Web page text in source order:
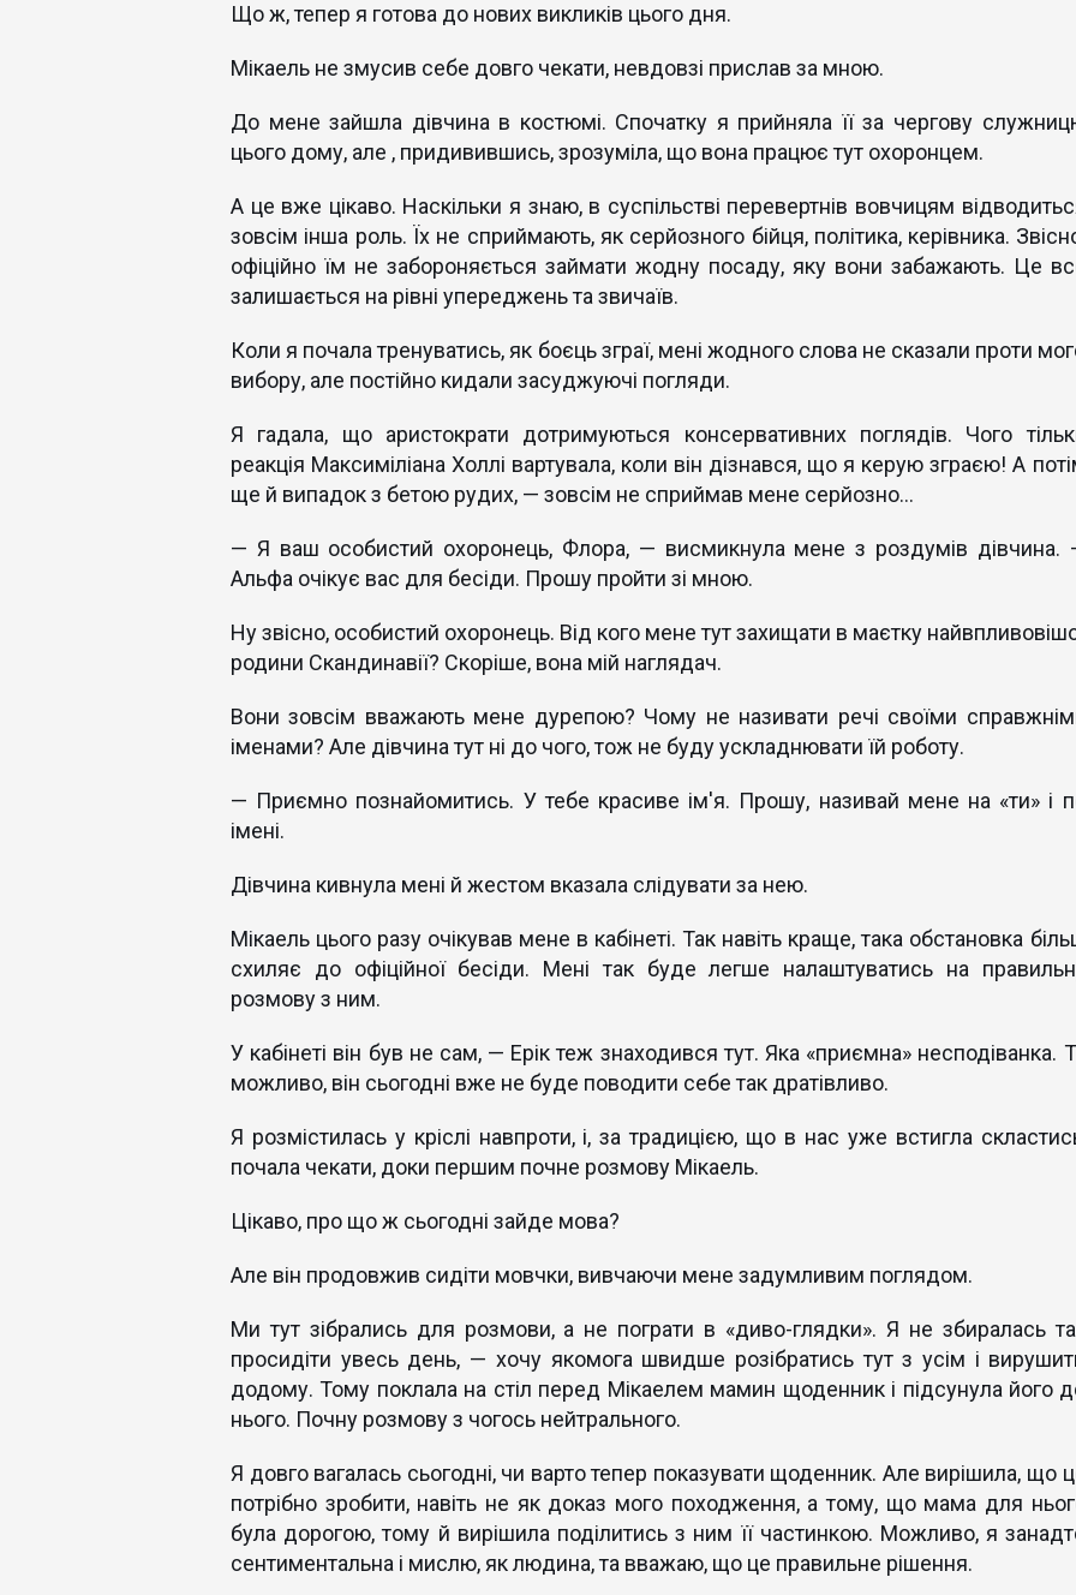
Що ж, тепер я готова до нових викликів цього дня.
Мікаель не змусив себе довго чекати, невдовзі прислав за мною.
До мене зайшла дівчина в костюмі. Спочатку я прийняла її за чергову
цього дому, але , придивившись, зрозуміла, що вона працює тут охоронцем.
А це вже цікаво. Наскільки я знаю, в суспільстві перевертнів вовчицям
зовсім інша роль. Їх не сприймають, як серйозного бійця, політика, керівника.
офіційно їм не забороняється займати жодну посаду, яку вони забажають. Це
залишається на рівні упереджень та звичаїв.
Коли я почала тренуватись, як боєць зграї, мені жодного слова не сказали проти
вибору, але постійно кидали засуджуючі погляди.
Я гадала, що аристократи дотримуються консервативних поглядів. Чого
реакція Максиміліана Холлі вартувала, коли він дізнався, що я керую зграєю! А
ще й випадок з бетою рудих, — зовсім не сприймав мене серйозно...
— Я ваш особистий охоронець, Флора, — висмикнула мене з роздумів дівчина.
Альфа очікує вас для бесіди. Прошу пройти зі мною.
Ну звісно, особистий охоронець. Від кого мене тут захищати в маєтку
родини Скандинавії? Скоріше, вона мій наглядач.
Вони зовсім вважають мене дурепою? Чому не називати речі своїми
іменами? Але дівчина тут ні до чого, тож не буду ускладнювати їй роботу.
— Приємно познайомитись. У тебе красиве ім'я. Прошу, називай мене на «ти» і
імені.
Дівчина кивнула мені й жестом вказала слідувати за нею.
Мікаель цього разу очікував мене в кабінеті. Так навіть краще, така обстановка
схиляє до офіційної бесіди. Мені так буде легше налаштуватись на
розмову з ним.
У кабінеті він був не сам, — Ерік теж знаходився тут. Яка «приємна» несподіванка.
можливо, він сьогодні вже не буде поводити себе так дратівливо.
Я розмістилась у кріслі навпроти, і, за традицією, що в нас уже встигла
почала чекати, доки першим почне розмову Мікаель.
Цікаво, про що ж сьогодні зайде мова?
Але він продовжив сидіти мовчки, вивчаючи мене задумливим поглядом.
Ми тут зібрались для розмови, а не пограти в «диво-глядки». Я не збиралась
просидіти увесь день, — хочу якомога швидше розібратись тут з усім і
додому. Тому поклала на стіл перед Мікаелем мамин щоденник і підсунула його
нього. Почну розмову з чогось нейтрального.
Я довго вагалась сьогодні, чи варто тепер показувати щоденник. Але вирішила, що
потрібно зробити, навіть не як доказ мого походження, а тому, що мама для
була дорогою, тому й вирішила поділитись з ним її частинкою. Можливо, я
сентиментальна і мислю, як людина, та вважаю, що це правильне рішення.